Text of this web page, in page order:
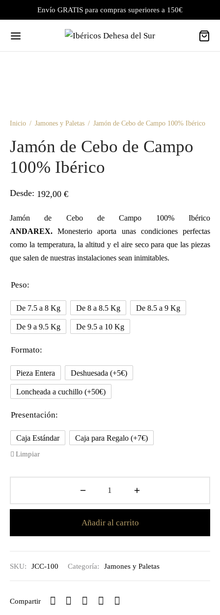
Envío GRATIS para compras superiores a 150€
Inicio / Jamones y Paletas / Jamón de Cebo de Campo 100% Ibérico
Jamón de Cebo de Campo
100% Ibérico
Desde: 192,00 €
Jamón de Cebo de Campo 100% Ibérico
ANDAREX. Monesterio aporta unas condiciones perfectas
como la temperatura, la altitud y el aire seco para que las piezas
que salen de nuestras instalaciones sean inimitables.
Peso:
De 7.5 a 8 Kg De 8 a 8.5 Kg De 8.5 a 9 Kg
De 9 a 9.5 Kg De 9.5 a 10 Kg
Formato:
Pieza Entera Deshuesada (+5€)
Loncheada a cuchillo (+50€)
Presentación:
Caja Estándar
Caja para Regalo (+7€)
Limpiar
Añadir al carrito
SKU: JCC-100 Categoría: Jamones y Paletas
Compartir